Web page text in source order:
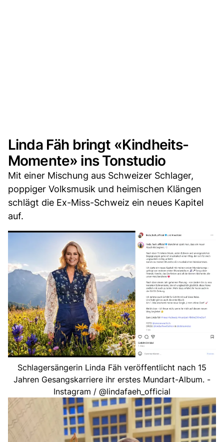
Linda Fäh bringt «Kindheits-
Momente» ins Tonstudio
Mit einer Mischung aus Schweizer Schlager,
poppiger Volksmusik und heimischen Klängen
schlägt die Ex-Miss-Schweiz ein neues Kapitel
auf.
Schlagersängerin Linda Fäh veröffentlicht nach 15
Jahren Gesangskarriere ihr erstes Mundart-Album. -
Instagram / @lindafaeh_official